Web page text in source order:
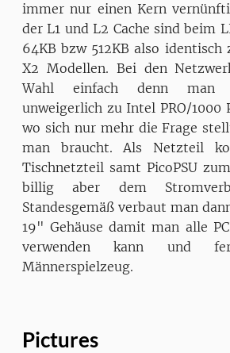
immer nur einen Kern
der L1 und L2 Cache sind beim
64KB bzw 512KB also
X2 Modellen. Bei den
Wahl einfach denn man
unweigerlich zu Intel PRO/1000
wo sich nur mehr die Frage
man braucht. Als Netzteil
Tischnetzteil samt PicoPSU
billig aber dem
Standesgemäß verbaut man
19" Gehäuse damit man alle
verwenden kann und
Männerspielzeug.
Pictures